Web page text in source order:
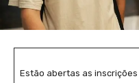
Estão abertas as